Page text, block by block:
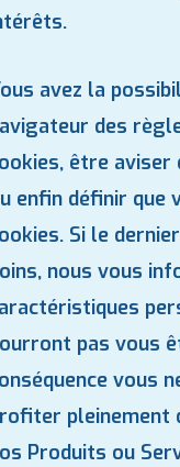
avez la
des
être aviser
enfin définir que
Si le
nous vous
pas vous
vous
pleinement
Produits ou